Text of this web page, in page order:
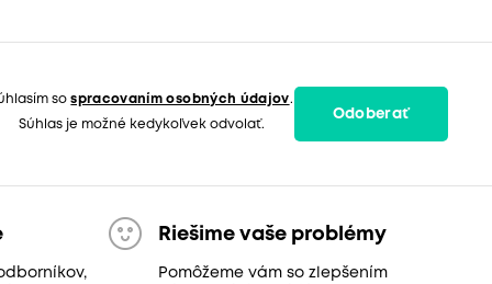
sospracovaním osobných údajov.
Súhlas je možné kedykoľvek odvolať.
Odoberať
Riešime vaše problémy
Pomôžeme vám so zlepšením